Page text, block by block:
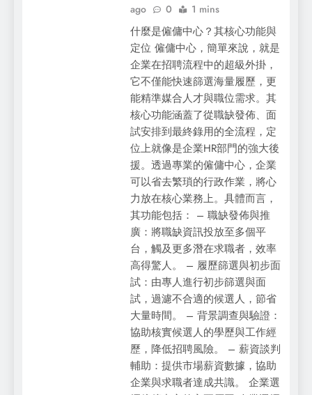
ago
0 1 mins
什麼是僱傭中心？其核心功能與
定位 僱傭中心，簡單來說，就是
企業在招聘流程中的超級外掛，
它不僅能快速篩選海量履歷，更
能精準媒合人才與職位需求。其
核心功能涵蓋了從職缺發佈、面
試安排到最終錄用的全流程，定
位上就像是企業HR部門的強大後
援。透過專業的僱傭中心，企業
可以省去繁瑣的行政作業，將心
力放在核心業務上。具體而言，
其功能包括： – 職缺發佈與推
廣：將職缺資訊投放至多個平
台，觸及更多潛在求職者，效率
高得驚人。 – 履歷篩選與初步面
試：由專人進行初步篩選與面
試，過濾不合適的候選人，節省
大量時間。 – 背景調查與驗證：
協助核實候選人的學歷與工作經
歷，降低招聘風險。 – 薪資談判
輔助：提供市場薪資數據，協助
企業與求職者達成共識。 企業選